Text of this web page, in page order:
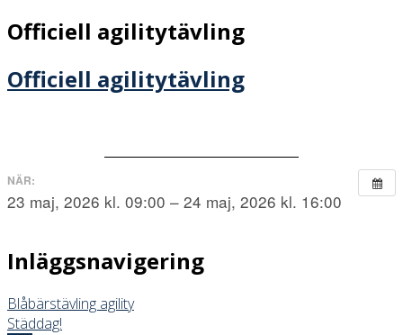
Officiell agilitytävling
Officiell agilitytävling
NÄR:
23 maj, 2026 kl. 09:00 – 24 maj, 2026 kl. 16:00
Inläggsnavigering
Blåbärstävling agility
Städdag!